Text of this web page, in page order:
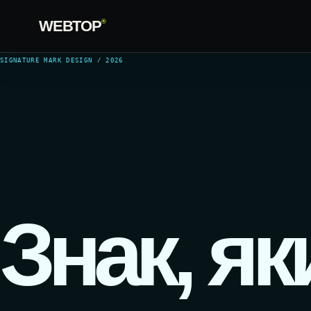
WEBTOP®
SIGNATURE MARK DESIGN / 2026
Знак,